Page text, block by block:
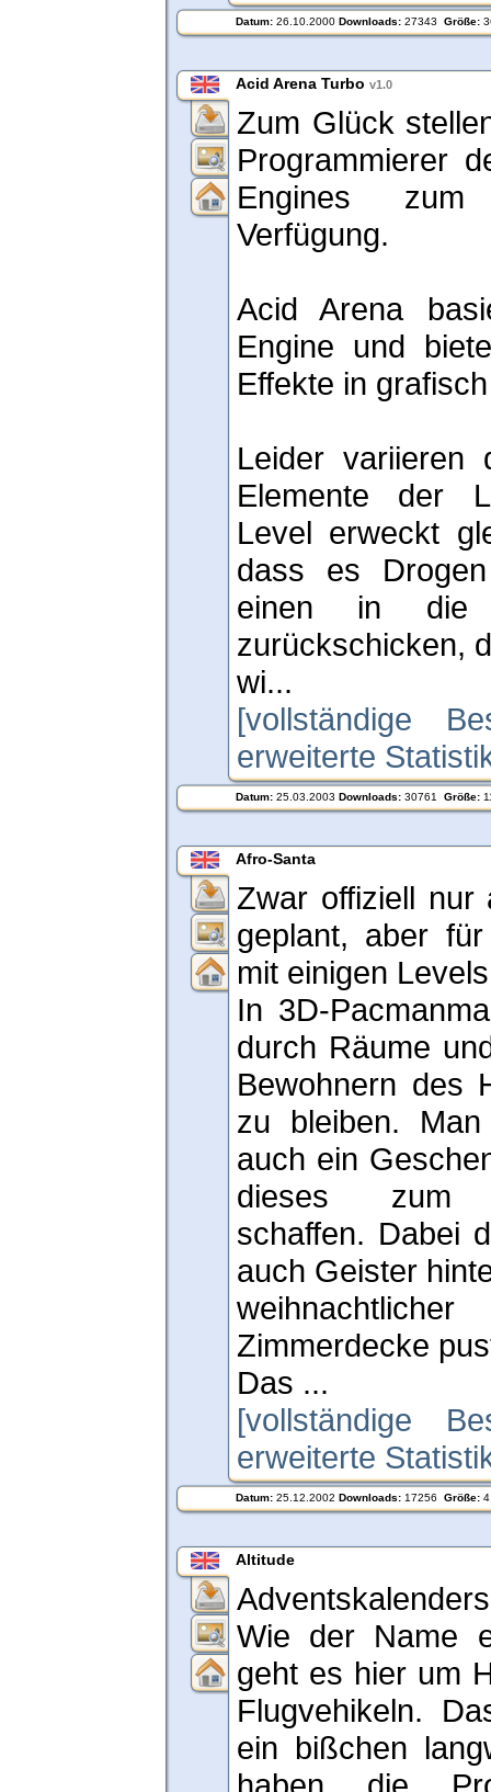
Datum: 26.10.2000 Downloads: 27343 Größe:
Acid Arena Turbo v1.0
Zum Glück
Programmierer
Engines
Verfügung.
Acid Arena
Engine und
Effekte in
Leider variieren
Elemente der
Level erweckt
dass es
einen in die
zurückschicken,
wi...
[vollständige
erweiterte
Datum: 25.03.2003 Downloads: 30761 Größe:
Afro-Santa
Zwar offiziell nur
geplant, aber
mit einigen
In 3D-
durch Räume
Bewohnern des
zu bleiben.
auch ein
dieses zum
schaffen. Dabei
auch Geister
Zimmerdecke
Das ...
[vollständige
erweiterte
Datum: 25.12.2002 Downloads: 17256 Größe:
Altitude
Wie der Name
geht es hier um
Flugvehikeln.
ein bißchen